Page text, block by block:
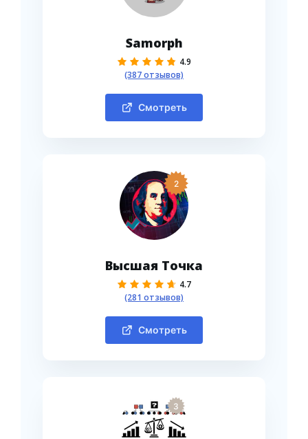
Samorph
4.9
(387 отзывов)
Смотреть
2
Высшая Точка
4.7
(281 отзывов)
Смотреть
3